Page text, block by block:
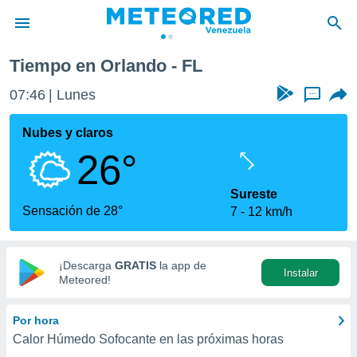
de
ha
calidad.
a este
las
y
digital
basada
Tiempo en Orlando - FL
07:46 Lunes ...
Nubes y claros
26°
Sensación de 28°
Sureste
7
12 km/h
¡Descarga GRATIS la app de
Meteored!
Instalar
Por hora
Calor Húmedo Sofocante en las próximas horas